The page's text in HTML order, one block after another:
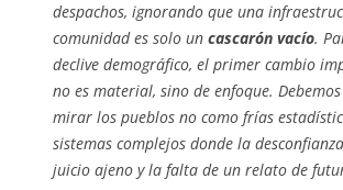
despachos, ignorando que una
comunidad es solo un cascarón vacío.
declive demográfico, el primer cambio
no es material, sino de enfoque.
mirar los pueblos no como frías
sistemas complejos donde la
juicio ajeno y la falta de un relato de